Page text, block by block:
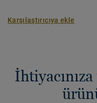
Karşılaştırıcıya ekle